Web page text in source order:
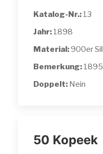
Katalog-Nr.: 13
Jahr: 1898
Material:900er
Bemerkung:
Doppelt: Nein
50 Kopeek